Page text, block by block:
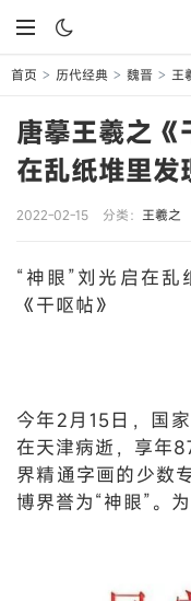
首页 > 历代经典 > 魏晋 > 王
唐摹王羲之《
在乱纸堆里发
2022-02-15 分类： 王羲之
“神眼”刘光启在
《干呕帖》
今年2月15日，国
在天津病逝，享年
界精通字画的少数
博界誉为“神眼”。